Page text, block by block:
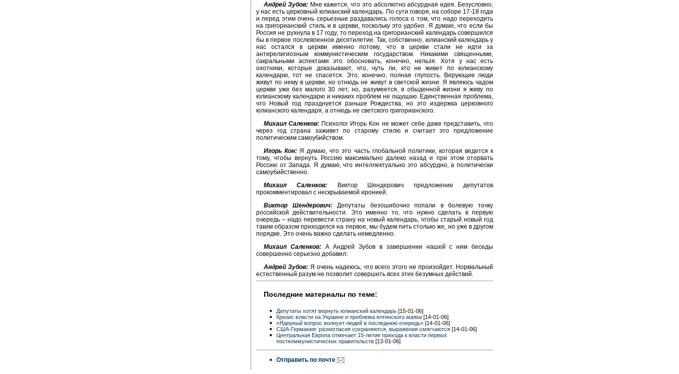
Андрей Зубов:Мне кажется, что это абсолютно абсурдная идея. Безусловно,
у нас есть церковный юлианский календарь. По сути говоря, на соборе 17-18 года
и перед этим очень серьезные раздавались голоса о том, что надо переходить
на григорианский стиль и в церкви, поскольку это удобно. Я думаю, что если бы
Россия не рухнула в 17 году, то переход на григорианский календарь совершился
бы в первое послевоенное десятилетие. Так, собственно, юлианский календарь у
нас остался в церкви именно потому, что в церкви стали не идти за
антирелигиозным коммунистическим государством. Никакими священными,
сакральными аспектами это обосновать, конечно, нельзя. Хотя у нас есть
охотники, которые доказывают, что, чуть ли, кто не живет по юлианскому
календарю, тот не спасется. Это, конечно, полная глупость. Верующие люди
живут по нему в церкви, но отнюдь не живут в светской жизни. Я являюсь чадом
церкви уже без малого 30 лет, но, разумеется, в обыденной жизни я живу по
юлианскому календарю и никаких проблем не ощущаю. Единственная проблема,
что Новый год празднуется раньше Рождества, но это издержка церковного
юлианского календаря, а отнюдь не светского григорианского.
Михаил Саленков: Психолог Игорь Кон не может себе даже представить, что
через год страна заживет по старому стилю и считает это предложение
политическим самоубийством.
Игорь Кон: Я думаю, что это часть глобальной политики, которая ведется к
тому, чтобы вернуть Россию максимально далеко назад и при этом оторвать
Россию от Запада. Я думаю, что интеллектуально это абсурдно, а политически
самоубийственно.
Михаил Саленков:Виктор Шендерович предложение депутатов
прокомментировал с нескрываемой иронией.
Виктор Шендерович:Депутаты безошибочно попали в болевую точку
российской действительности. Это именно то, что нужно сделать в первую
очередь – надо перевести страну на новый календарь, чтобы старый новый год
таким образом приходился на первое, мы будем пить столько же, но уже в другом
порядке. Это очень важно сделать немедленно.
Михаил Саленков:А Андрей Зубов в завершении нашей с ним беседы
совершенно серьезно добавил:
Андрей Зубов:Я очень надеюсь, что всего этого не произойдет. Нормальный
естественный разум не позволит совершить всех этих безумных действий.
Последние материалы по теме:
Депутаты хотят вернуть юлианский календарь [15-01-06]
Кризис власти на Украине и проблема ялтинского маяка [14-01-06]
«Ядерный вопрос волнует людей в последнюю очередь» [14-01-06]
США-Германия: разногласия сохраняются, выражения смягчаются [14-01-06]
Центральная Европа отмечает 15-летие прихода к власти первых
посткоммунистических правительств [13-01-06]
Отправить по почте